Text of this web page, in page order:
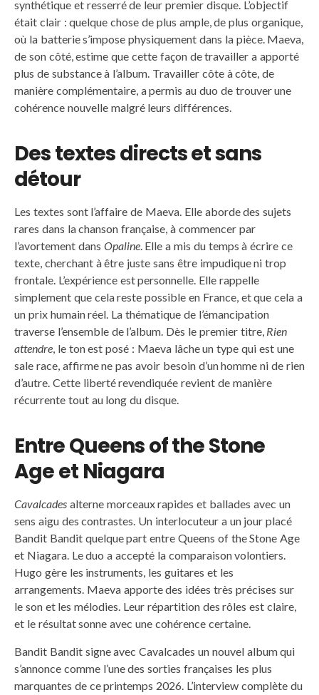
synthétique et resserré de leur premier disque. L’objectif
était clair : quelque chose de plus ample, de plus organique,
où la batterie s’impose physiquement dans la pièce. Maeva,
de son côté, estime que cette façon de travailler a apporté
plus de substance à l’album. Travailler côte à côte, de
manière complémentaire, a permis au duo de trouver une
cohérence nouvelle malgré leurs différences.
Des textes directs et sans
détour
Les textes sont l’affaire de Maeva. Elle aborde des sujets
rares dans la chanson française, à commencer par
l’avortement dans Opaline. Elle a mis du temps à écrire ce
texte, cherchant à être juste sans être impudique ni trop
frontale. L’expérience est personnelle. Elle rappelle
simplement que cela reste possible en France, et que cela a
un prix humain réel. La thématique de l’émancipation
traverse l’ensemble de l’album. Dès le premier titre, Rien
attendre, le ton est posé : Maeva lâche un type qui est une
sale race, affirme ne pas avoir besoin d’un homme ni de rien
d’autre. Cette liberté revendiquée revient de manière
récurrente tout au long du disque.
Entre Queens of the Stone
Age et Niagara
Cavalcades alterne morceaux rapides et ballades avec un
sens aigu des contrastes. Un interlocuteur a un jour placé
Bandit Bandit quelque part entre Queens of the Stone Age
et Niagara. Le duo a accepté la comparaison volontiers.
Hugo gère les instruments, les guitares et les
arrangements. Maeva apporte des idées très précises sur
le son et les mélodies. Leur répartition des rôles est claire,
et le résultat sonne avec une cohérence certaine.
Bandit Bandit signe avec Cavalcades un nouvel album qui
s’annonce comme l’une des sorties françaises les plus
marquantes de ce printemps 2026. L’interview complète du